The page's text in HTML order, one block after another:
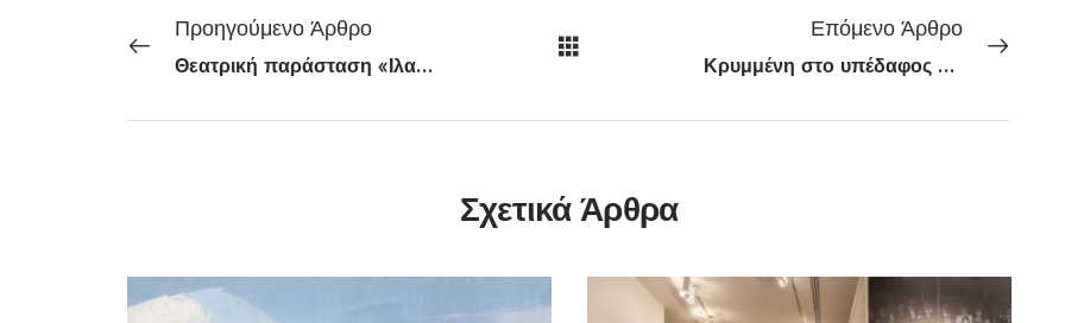
Προηγούμενο Άρθρο
Θεατρική παράσταση «Ιλαριοπούλα» Με την Ευτυχία Μοσχάκη
Επόμενο Άρθρο
Κρυμμένη στο υπέδαφος για 4.000 χρόνια
Σχετικά Άρθρα